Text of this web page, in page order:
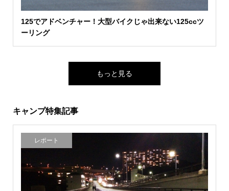
125でアドベンチャー！大型バイクじゃ出来ない125ccツ
ーリング
もっと見る
キャンプ特集記事
レポート